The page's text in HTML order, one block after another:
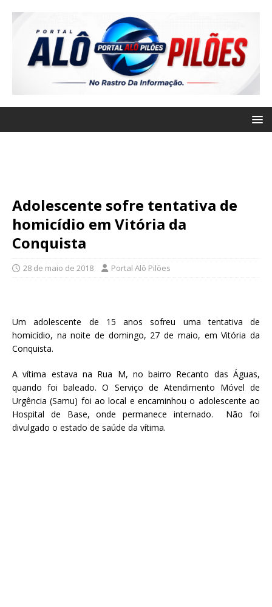
Adolescente sofre tentativa de
homicídio em Vitória da
Conquista
28 de maio de 2018 Portal Alô Pilões
Um adolescente de 15 anos sofreu uma tentativa de
homicídio, na noite de domingo, 27 de maio, em Vitória da
Conquista.
A vítima estava na Rua M, no bairro Recanto das Águas,
quando foi baleado. O Serviço de Atendimento Móvel de
Urgência (Samu) foi ao local e encaminhou o adolescente ao
Hospital de Base, onde permanece internado. Não foi
divulgado o estado de saúde da vítima.